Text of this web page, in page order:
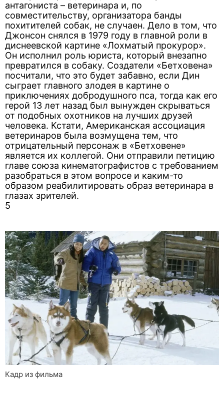
антагониста – ветеринара и, по
совместительству, организатора банды
похитителей собак, не случаен. Дело в том, что
Джонсон снялся в 1979 году в главной роли в
диснеевской картине «Лохматый прокурор».
Он исполнил роль юриста, который внезапно
превратился в собаку. Создатели «Бетховена»
посчитали, что это будет забавно, если Дин
сыграет главного злодея в картине о
приключениях добродушного пса, тогда как его
герой 13 лет назад был вынужден скрываться
от подобных охотников на лучших друзей
человека. Кстати, Американская ассоциация
ветеринаров была возмущена тем, что
отрицательный персонаж в «Бетховене»
является их коллегой. Они отправили петицию
главе союза кинематографистов с требованием
разобраться в этом вопросе и каким-то
образом реабилитировать образ ветеринара в
глазах зрителей.
5
Кадр из фильма